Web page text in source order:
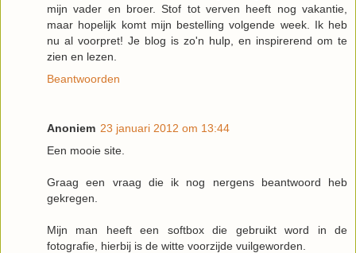
mijn vader en broer. Stof tot verven heeft nog vakantie,
maar hopelijk komt mijn bestelling volgende week. Ik heb
nu al voorpret! Je blog is zo'n hulp, en inspirerend om te
zien en lezen.
Beantwoorden
Anoniem 23 januari 2012 om 13:44
Een mooie site.
Graag een vraag die ik nog nergens beantwoord heb
gekregen.
Mijn man heeft een softbox die gebruikt word in de
fotografie, hierbij is de witte voorzijde vuilgeworden.